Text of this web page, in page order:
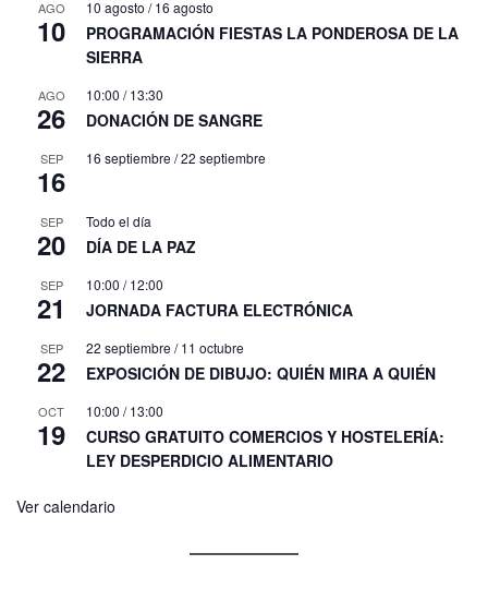
AGO
10
10 agosto /16 agosto
PROGRAMACIÓN FIESTAS LA PONDEROSA DE LA
SIERRA
AGO
26
10:00 /13:30
DONACIÓN DE SANGRE
SEP
16
16 septiembre /22 septiembre
SEP
20
Todo el día
DÍA DE LA PAZ
SEP
21
10:00 /12:00
JORNADA FACTURA ELECTRÓNICA
SEP
22
22 septiembre /11 octubre
EXPOSICIÓN DE DIBUJO: QUIÉN MIRA A QUIÉN
OCT
19
10:00 /13:00
CURSO GRATUITO COMERCIOS Y HOSTELERÍA:
LEY DESPERDICIO ALIMENTARIO
Ver calendario